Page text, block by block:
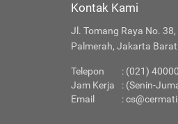
Kontak Kami
Jl. Tomang Raya No.
Palmerah, Jakarta
Telepon
: (021)
Jam Kerja
: (Senin-
Email
: